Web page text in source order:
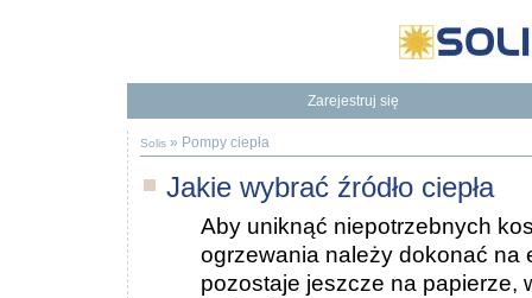
Zarejestruj się
To dodatkowe korzyści
Będziesz mieć dostęp do naszej Bazy Wiedzy
Solis » Pompy ciepła
Jakie wybrać źródło ciepła
Aby uniknąć niepotrzebnych
ogrzewania należy dokonać na
pozostaje jeszcze na papierze,